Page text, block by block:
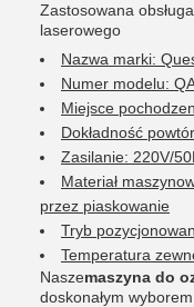
Zastosowana
laserowego
Nazwa marki:
Numer modelu:
Miejsce
Dokładność
Zasilanie: 220V/
Materiał
przez piaskowanie
Tryb
Temperatura
Naszemaszyna do
doskonałym